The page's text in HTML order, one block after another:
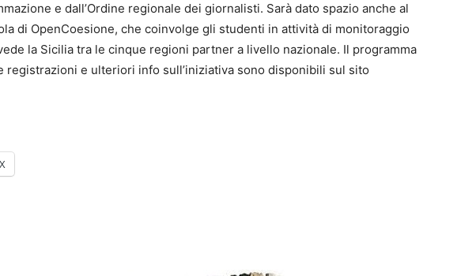
e dall’Ordine regionale dei giornalisti. Sarà dato spazio anche al
di OpenCoesione, che coinvolge gli studenti in attività di monitoraggio
la Sicilia tra le cinque regioni partner a livello nazionale. Il programma
registrazioni e ulteriori info sull’iniziativa sono disponibili sul sito
X